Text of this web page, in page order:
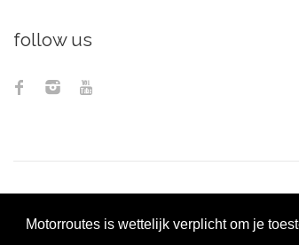
Motorroutes is wettelijk verplicht om je
follow us